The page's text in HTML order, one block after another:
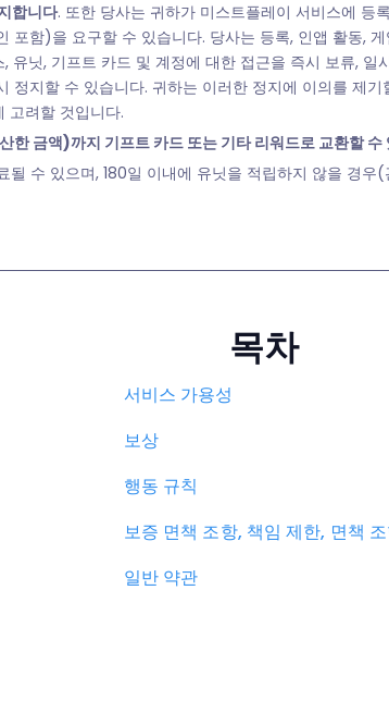
합니다. 또한 당사는 귀하가 미스트플레이 서비스에 등
포함)을 요구할 수 있습니다. 당사는 등록, 인앱 활동,
유닛, 기프트 카드 및 계정에 대한 접근을 즉시 보류,
정지할 수 있습니다. 귀하는 이러한 정지에 이의를 제
고려할 것입니다.
한 금액)까지 기프트 카드 또는 기타 리워드로 교환할 수
될 수 있으며, 180일 이내에 유닛을 적립하지 않을 경
목차
서비스 가용성
보상
행동 규칙
보증 면책 조항, 책임 제한, 면책
일반 약관